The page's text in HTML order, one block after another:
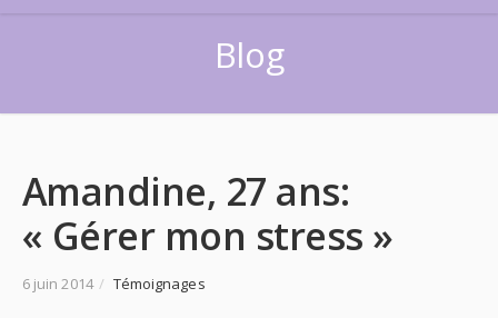
Blog
Amandine, 27 ans:
« Gérer mon stress »
6 juin 2014 / Témoignages